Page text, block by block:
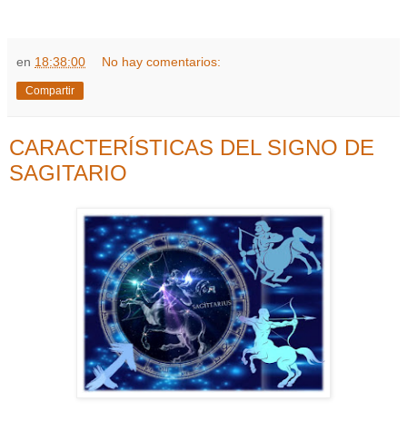
en 18:38:00 No hay comentarios:
Compartir
CARACTERÍSTICAS DEL SIGNO DE
SAGITARIO